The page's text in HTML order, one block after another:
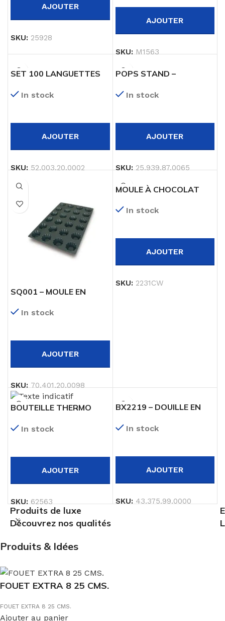
AJOUTER
SKU: 25928
AJOUTER
SKU:M1563
SET 100 LANGUETTES
MM NOIR
In stock
AJOUTER
SKU: 52.003.20.0002
POPS STAND –
POUR CAKE POPS, EASY
In stock
AJOUTER
SKU: 25.939.87.0065
SQ001 – MOULE EN
BRIOCHETTE 79 MM H
In stock
AJOUTER
SKU:70.401.20.0098
MOULE À CHOCOLAT
In stock
AJOUTER
SKU: 2231CW
BOUTEILLE THERMO
In stock
AJOUTER
SKU:62563
BX2219 – DOUILLE EN
In stock
AJOUTER
SKU: 43.375.99.0000
Produits de luxe
Découvrez nos qualités
Produits & Idées
FOUET EXTRA 8 25 CMS.
FOUET EXTRA 8 25 CMS.
Ajouter au panier